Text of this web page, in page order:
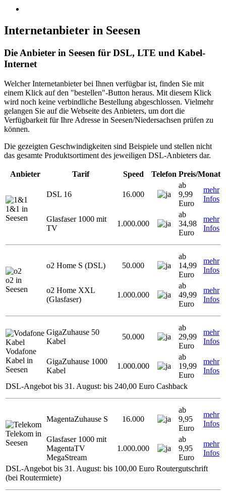
Internetanbieter in Seesen
Die Anbieter in Seesen für DSL, LTE und Kabel-
Internet
Welcher Internetanbieter bei Ihnen verfügbar ist, finden Sie mit
einem Klick auf den "bestellen"-Button heraus. Mit diesem Klick
wird noch keine verbindliche Bestellung abgeschlossen. Vielmehr
gelangen Sie auf die Webseite des Anbieters, um dort die
Verfügbarkeit für Ihre Adresse in Seesen/Niedersachsen prüfen zu
können.
Die gezeigten Geschwindigkeiten sind Beispiele und stellen nicht
das gesamte Produktsortiment des jeweiligen DSL-Anbieters dar.
Anbieter Tarif Speed Telefon Preis/Monat
1&1 in
Seesen
DSL 16 16.000
ab
9,99
Euro
mehr
Infos
Glasfaser 1000 mit
TV
1.000.000
ab
34,98
Euro
mehr
Infos
o2 in
Seesen
o2 Home S (DSL) 50.000
ab
14,99
Euro
mehr
Infos
o2 Home XXL
(Glasfaser)
1.000.000
ab
49,99
Euro
mehr
Infos
Vodafone
Kabel in
Seesen
GigaZuhause 50
Kabel
50.000
ab
29,99
Euro
mehr
Infos
GigaZuhause 1000
Kabel
1.000.000
ab
19,99
Euro
mehr
Infos
DSL-Angebot bis 31. August: bis 240,00 Euro Cashback
Telekom in
Seesen
MagentaZuhause S 16.000
ab
9,95
Euro
mehr
Infos
Glasfaser 1000 mit
MagentaTV
MegaStream
1.000.000
ab
9,95
Euro
mehr
Infos
DSL-Angebot bis 31. August: bis 100,00 Euro Routergutschrift
(bei Routermiete)